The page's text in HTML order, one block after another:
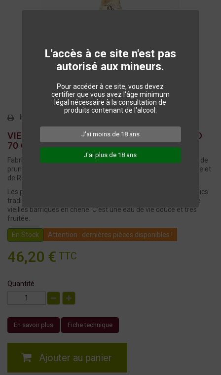
L'accès à ce site n'est pas
autorisé aux mineurs.
Pour accéder à ce site, vous devez
certifier que vous avez l'âge minimum
légal nécessaire à la consultation de
produits contenant de l'alcool.
J'ai moins de 18 ans
J'ai plus de 18 ans
Imprimer
VIEILLE EAU DE VIE DE PRUNES DU PÉRIGORD
70 CL
Fabriquée par la distillerie "la Salamandre"
à Sarlat, l'eau de vie de
prunes est issue d’une fermentation naturelle de prunes d’Ente et
de Reine-Claude, récoltées dans la région.
Les prunes fermentées sont ensuite distillées dans des alambics
traditionnels en cuivre, puis vieillies au minimum 2 ans dans de
vieilles barriques en chêne. C’est une eau de vie douce et très
fruitée.
En Stock Attention : dernières pièces disponibles !
46,20 € TTC
Quantité
En savoir plus Fiche technique
Ajouter au panier